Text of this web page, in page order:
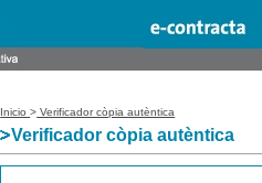
Inicio> Verificador còpia autèntica
Verificador còpia autèntica